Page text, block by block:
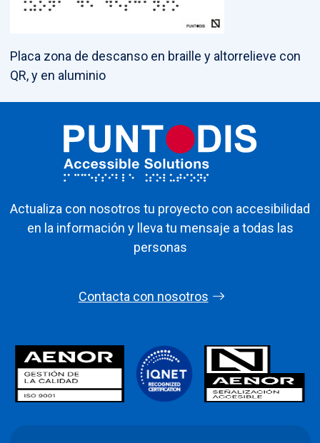
Placa zona de descanso en braille y altorrelieve con
QR, y en aluminio
Actualiza con nosotros tu proyecto con accesibilidad
en la información y lleva tu mensaje a todas las
personas
Contacta con nosotros